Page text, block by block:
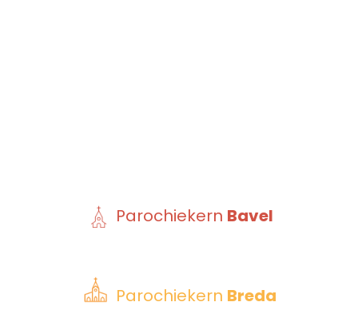
Parochiekern Bavel
Parochiekern Breda